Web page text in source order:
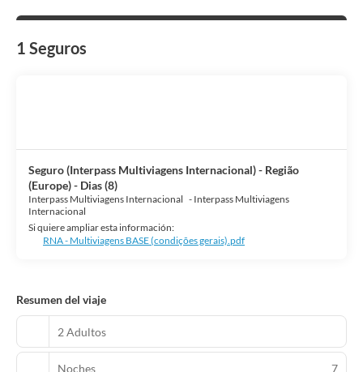
1 Seguros
Seguro (Interpass Multiviagens Internacional) - Região
(Europe) - Dias (8)
Interpass Multiviagens Internacional - Interpass Multiviagens
Internacional
Si quiere ampliar esta información:
RNA - Multiviagens BASE (condições gerais).pdf
Resumen del viaje
2 Adultos
Noches 7